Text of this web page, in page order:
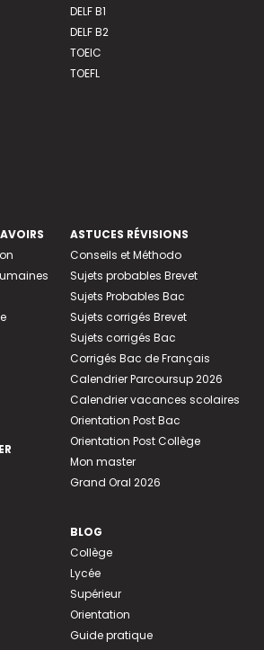
DELF B1
DELF B2
TOEIC
TOEFL
ASTUCES RÉVISIONS
Conseils et Méthodo
Sujets probables Brevet
Sujets Probables Bac
Sujets corrigés Brevet
Sujets corrigés Bac
Corrigés Bac de Français
Calendrier Parcoursup 2026
Calendrier vacances scolaires
Orientation Post Bac
Orientation Post Collège
Mon master
Grand Oral 2026
BLOG
Collège
Lycée
Supérieur
Orientation
Guide pratique